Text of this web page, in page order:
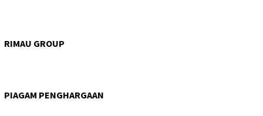
RIMAU GROUP
PIAGAM PENGHARGAAN